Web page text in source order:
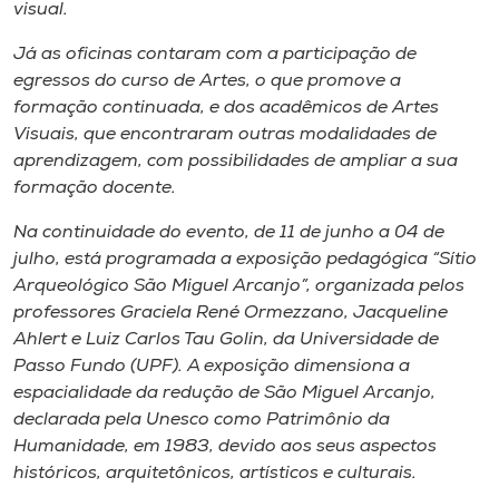
Rádio
Museu
Unoesc
Selecione
A+
A-
visual.
Já as oficinas contaram com a participação de
egressos do curso de Artes, o que promove a
formação continuada, e dos acadêmicos de Artes
Visuais, que encontraram outras modalidades de
aprendizagem, com possibilidades de ampliar a sua
formação docente.
Na continuidade do evento, de 11 de junho a 04 de
julho, está programada a exposição pedagógica “Sítio
Arqueológico São Miguel Arcanjo”, organizada pelos
professores Graciela René Ormezzano, Jacqueline
Ahlert e Luiz Carlos Tau Golin, da Universidade de
Passo Fundo (UPF). A exposição dimensiona a
espacialidade da redução de São Miguel Arcanjo,
declarada pela Unesco como Patrimônio da
Humanidade, em 1983, devido aos seus aspectos
históricos, arquitetônicos, artísticos e culturais.